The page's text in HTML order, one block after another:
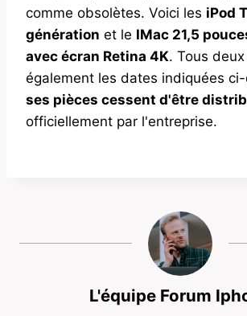
comme obsolètes. Voici les iPod
génération et le IMac 21,5
avec écran Retina 4K. Tous
également les dates indiquées
ses pièces cessent d'être
officiellement par l'entreprise.
L'équipe Forum